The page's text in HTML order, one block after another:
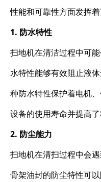
性能和可靠性方面发挥着
1. 防水特性
扫地机在清洁过程中可
水特性能够有效阻止液
种防水特性保护着电机
设备的使用寿命并提高了
2. 防尘能力
扫地机在清扫过程中会
骨架油封的防尘特性可